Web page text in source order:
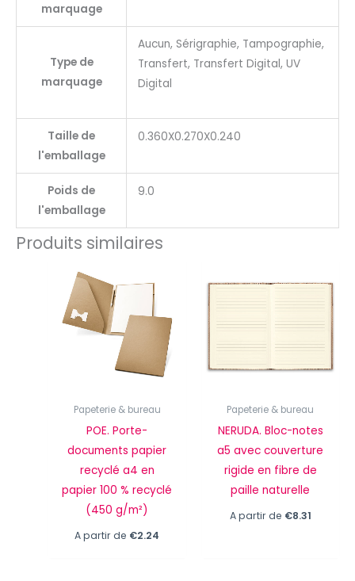
marquage
Type de
marquage
Aucun, Sérigraphie, Tampographie,
Transfert, Transfert Digital, UV
Digital
Taille de
l'emballage
0.360X0.270X0.240
Poids de
l'emballage
9.0
Produits similaires
Papeterie & bureau
POE. Porte-
documents papier
recyclé a4 en
papier 100 % recyclé
(450 g/m²)
A partir de €2.24
Papeterie & bureau
NERUDA. Bloc-notes
a5 avec couverture
rigide en fibre de
paille naturelle
A partir de €8.31